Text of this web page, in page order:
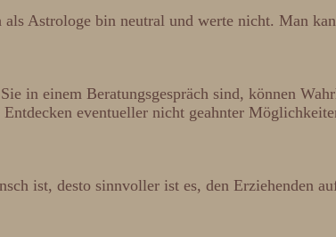
Astrologe bin neutral und werte nicht. Man
in einem Beratungsgespräch sind, können
eventueller nicht geahnter
ist, desto sinnvoller ist es, den Erziehenden